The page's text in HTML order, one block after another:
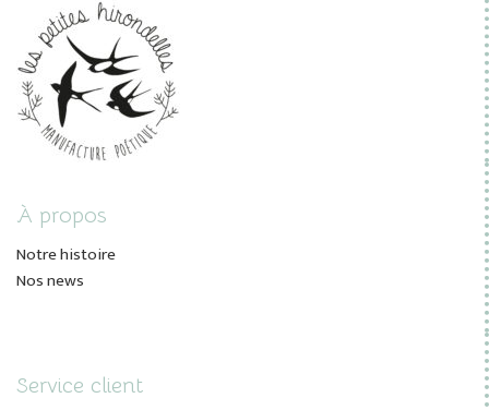
À propos
Notre histoire
Nos news
Service client